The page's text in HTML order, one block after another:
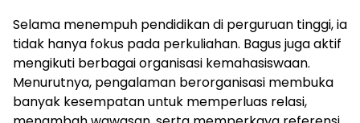
Selama menempuh pendidikan di perguruan tinggi, ia
tidak hanya fokus pada perkuliahan. Bagus juga aktif
mengikuti berbagai organisasi kemahasiswaan.
Menurutnya, pengalaman berorganisasi membuka
banyak kesempatan untuk memperluas relasi,